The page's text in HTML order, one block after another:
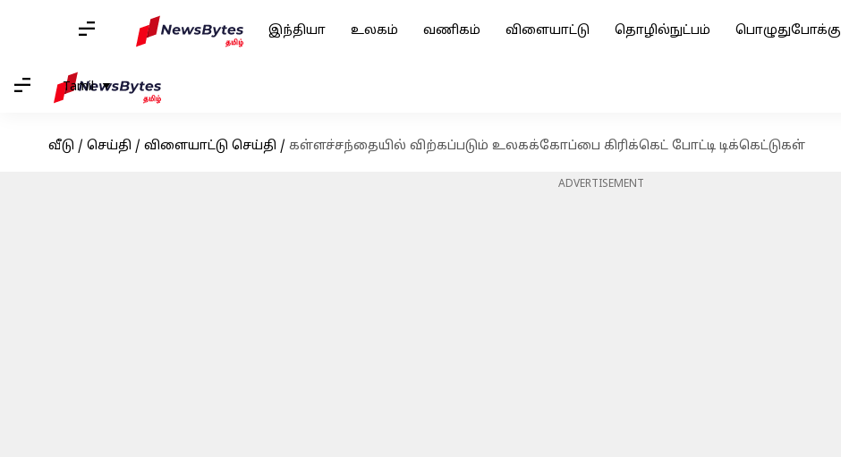
இந்தியா உலகம் வணிகம் விளையாட்டு தொழில்நுட்பம் பொழுதுபோக்கு
Tamil
வீடு / செய்தி / விளையாட்டு செய்தி / கள்ளச்சந்தையில் விற்கப்படும் உலகக்கோப்பை கிரிக்கெட் போட்டி டிக்கெட்டுகள்
ADVERTISEMENT